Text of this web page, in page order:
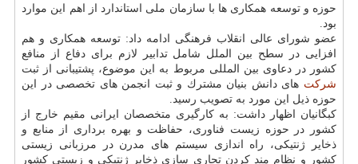
حوزه و توسعه همكاری ها با سازمان ملی استاندارد از اهم این موارد
بود.
عضو شورای عالی انقلاب فرهنگی ادامه داد: توسعه همكاری و هم
افزایی در سطح بین الملل شامل تدابیر لازم برای دفاع از منافع
كشور در دعاوی بین المللی مربوط به این موضوع، پشتیبانی از ثبت
شركت های دانش بنیان مشترك و ثبت انجمن های تخصصی در این
حوزه ذیل این مورد به تصویب رسید.
كبگانیان اظهار داشت: به كارگیری متخصصان ایرانی مقیم خارج از
كشور در حوزه زیست فناوری، حفاظت و بهره برداری از منابع و
ذخایر ژنتیكی، راه اندازی سیستم های مدرن در مرزبانی زیستی
كشور و نظام مند كردن تجاری سازی ذخایر ژنتیكی و زیستی كشور